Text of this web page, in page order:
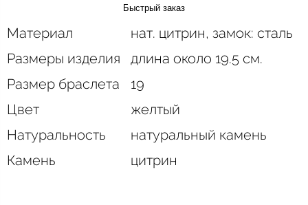
Быстрый заказ
Материал
нат. цитрин, замок: сталь
Размеры изделия
длина около 19.5 см.
Размер браслета
19
Цвет
желтый
Натуральность
натуральный камень
Камень
цитрин